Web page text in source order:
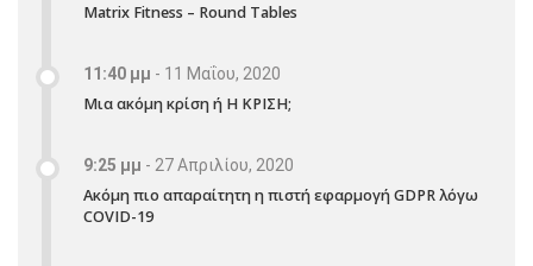
Matrix Fitness – Round Tables
11:40 μμ - 11 Μαΐου, 2020
Μια ακόμη κρίση ή Η ΚΡΙΣΗ;
9:25 μμ - 27 Απριλίου, 2020
Ακόμη πιο απαραίτητη η πιστή εφαρμογή GDPR λόγω
COVID-19